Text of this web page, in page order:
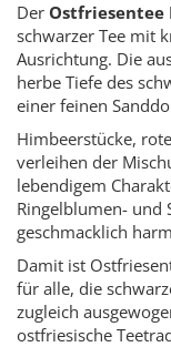
Der Ostfriesentee
schwarzer Tee mit
Ausrichtung. Die
herbe Tiefe des
einer feinen
Himbeerstücke,
verleihen der
lebendigem
Ringelblumen- und
geschmacklich
Damit ist
für alle, die
zugleich
ostfriesische